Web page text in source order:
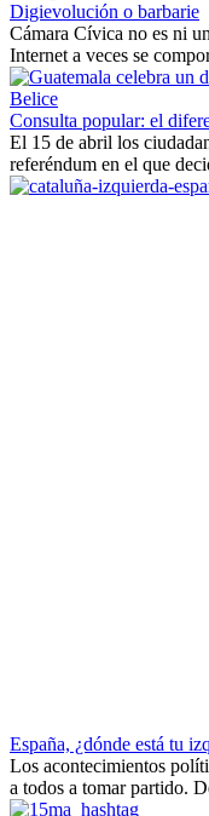
Digievolución o barbarie
Cámara Cívica no es ni
Internet a veces se
Consulta popular: el
El 15 de abril los
referéndum en el que
España, ¿dónde está tu
Los acontecimientos
a todos a tomar partido.